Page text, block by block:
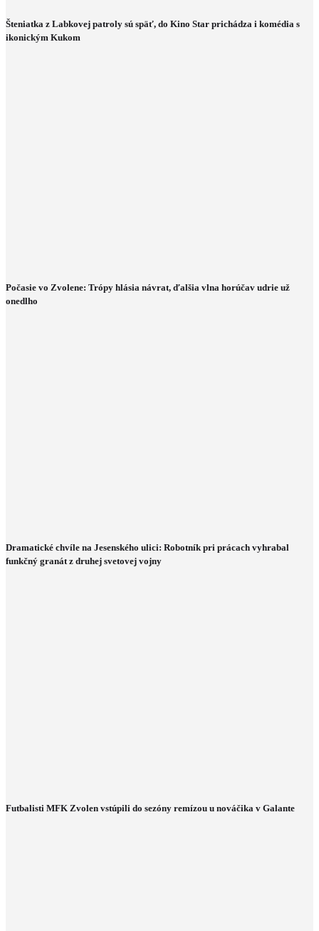
Šteniatka z Labkovej patroly sú späť, do Kino Star prichádza i komédia s
ikonickým Kukom
Počasie vo Zvolene: Trópy hlásia návrat, ďalšia vlna horúčav udrie už
onedlho
Dramatické chvíle na Jesenského ulici: Robotník pri prácach vyhrabal
funkčný granát z druhej svetovej vojny
Futbalisti MFK Zvolen vstúpili do sezóny remízou u nováčika v Galante